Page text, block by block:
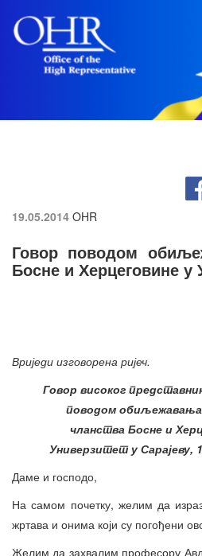
19.05.2014 OHR
Говор поводом
Босне и Херцеговине у
Вриједи изговорена ријеч.
Говор високог
поводом
чланства Босне и
Универзитет у Сарајеву,
Даме и господо,
На самом почетку, желим да
жртава и онима који су погођени
Желим да захвалим професору